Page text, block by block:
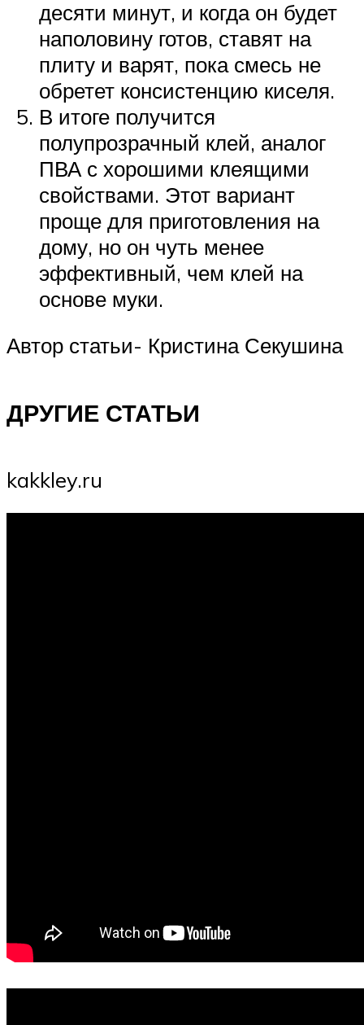
десяти минут, и когда он будет
наполовину готов, ставят на
плиту и варят, пока смесь не
обретет консистенцию киселя.
В итоге получится
полупрозрачный клей, аналог
ПВА с хорошими клеящими
свойствами. Этот вариант
проще для приготовления на
дому, но он чуть менее
эффективный, чем клей на
основе муки.
Автор статьи- Кристина Секушина
ДРУГИЕ СТАТЬИ
kakkley.ru